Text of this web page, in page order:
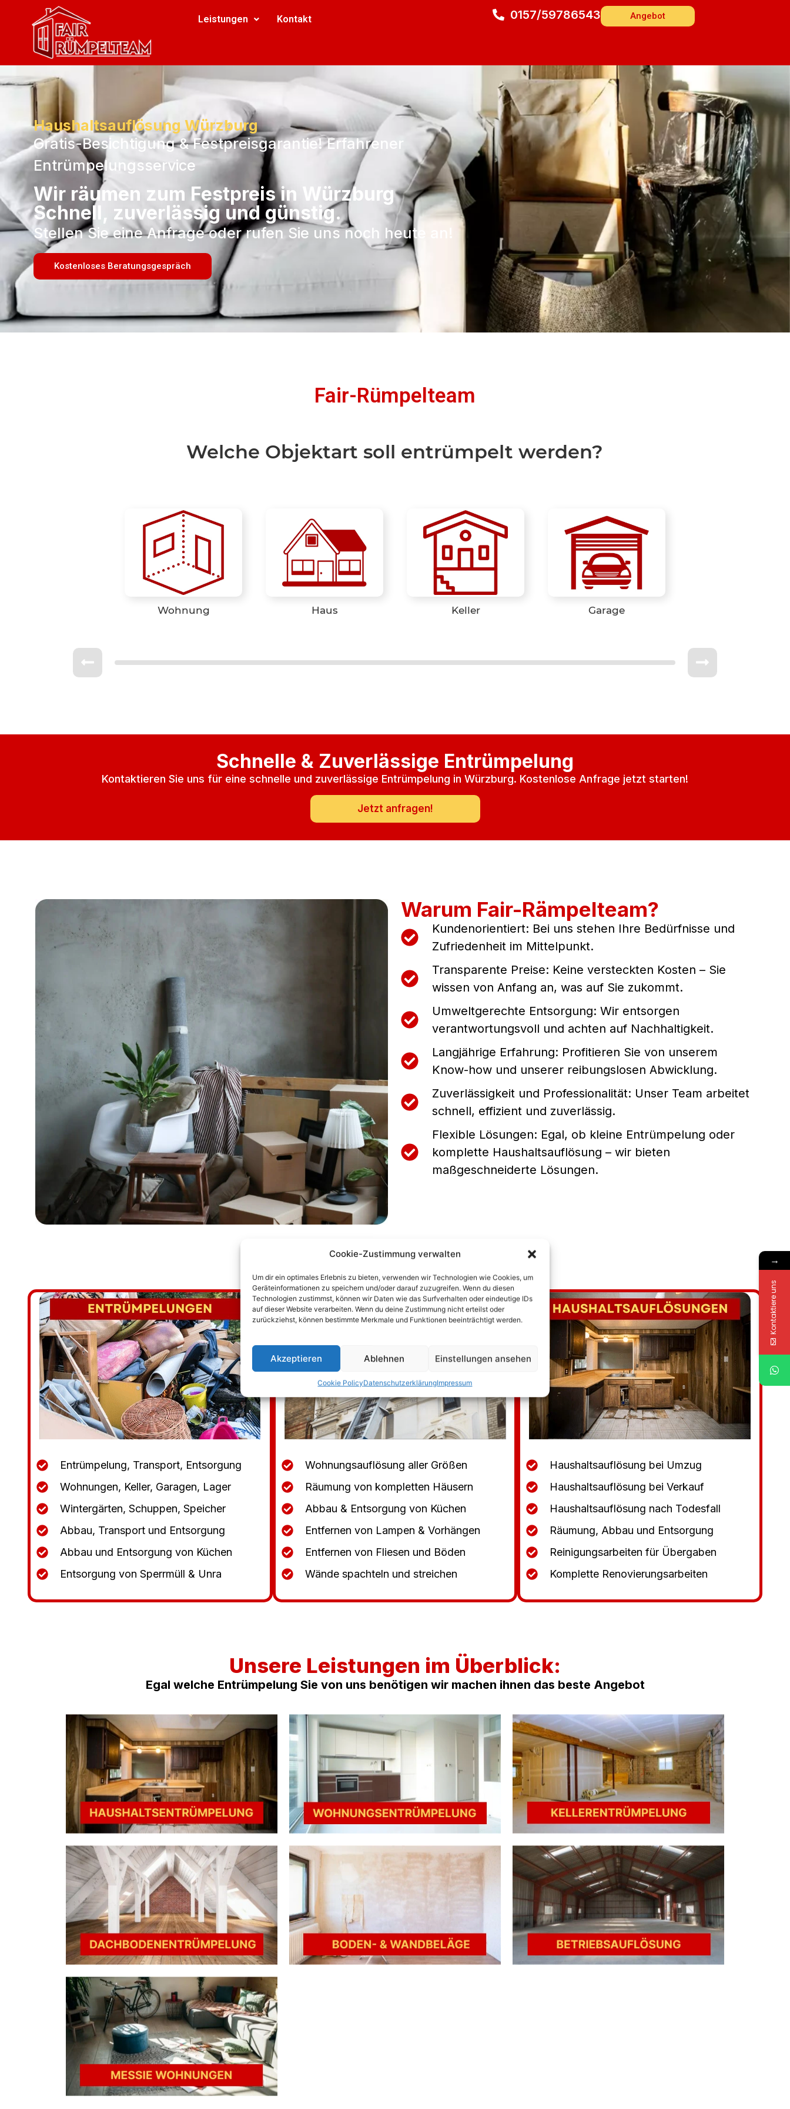
Cookie-Zustimmung verwalten
Um dir ein optimales Erlebnis zu bieten, verwenden wir Technologien wie Cookies, um
Geräteinformationen zu speichern und/oder darauf zuzugreifen. Wenn du diesen
Technologien zustimmst, können wir Daten wie das Surfverhalten oder eindeutige IDs
auf dieser Website verarbeiten. Wenn du deine Zustimmung nicht erteilst oder
zurückziehst, können bestimmte Merkmale und Funktionen beeinträchtigt werden.
Akzeptieren Ablehnen Einstellungen ansehen
Cookie PolicyDatenschutzerklärungImpressum
Leistungen Kontakt 0157/59786543 Angebot
Haushaltsauflösung Würzburg
Gratis-Besichtigung & Festpreisgarantie! Erfahrener
Entrümpelungsservice
Wir räumen zum Festpreis in Würzburg
Schnell, zuverlässig und günstig.
Stellen Sie eine Anfrage oder rufen Sie uns noch heute an!
Kostenloses Beratungsgespräch
Fair-Rümpelteam
Welche Objektart soll entrümpelt werden?
Wohnung Haus Keller Garage
Schnelle & Zuverlässige Entrümpelung
Kontaktieren Sie uns für eine schnelle und zuverlässige Entrümpelung in Würzburg. Kostenlose Anfrage jetzt starten!
Jetzt anfragen!
Warum Fair-Rämpelteam?
Kundenorientiert: Bei uns stehen Ihre Bedürfnisse und
Zufriedenheit im Mittelpunkt.
Transparente Preise: Keine versteckten Kosten – Sie
wissen von Anfang an, was auf Sie zukommt.
Umweltgerechte Entsorgung: Wir entsorgen
verantwortungsvoll und achten auf Nachhaltigkeit.
Langjährige Erfahrung: Profitieren Sie von unserem
Know-how und unserer reibungslosen Abwicklung.
Zuverlässigkeit und Professionalität: Unser Team arbeitet
schnell, effizient und zuverlässig.
Flexible Lösungen: Egal, ob kleine Entrümpelung oder
komplette Haushaltsauflösung – wir bieten
maßgeschneiderte Lösungen.
Entrümpelung, Transport, Entsorgung
Wohnungen, Keller, Garagen, Lager
Wintergärten, Schuppen, Speicher
Abbau, Transport und Entsorgung
Abbau und Entsorgung von Küchen
Entsorgung von Sperrmüll & Unra
Wohnungsauflösung aller Größen
Räumung von kompletten Häusern
Abbau & Entsorgung von Küchen
Entfernen von Lampen & Vorhängen
Entfernen von Fliesen und Böden
Wände spachteln und streichen
Haushaltsauflösung bei Umzug
Haushaltsauflösung bei Verkauf
Haushaltsauflösung nach Todesfall
Räumung, Abbau und Entsorgung
Reinigungsarbeiten für Übergaben
Komplette Renovierungsarbeiten
Unsere Leistungen im Überblick:
Egal welche Entrümpelung Sie von uns benötigen wir machen ihnen das beste Angebot
→
Kontaktiere uns